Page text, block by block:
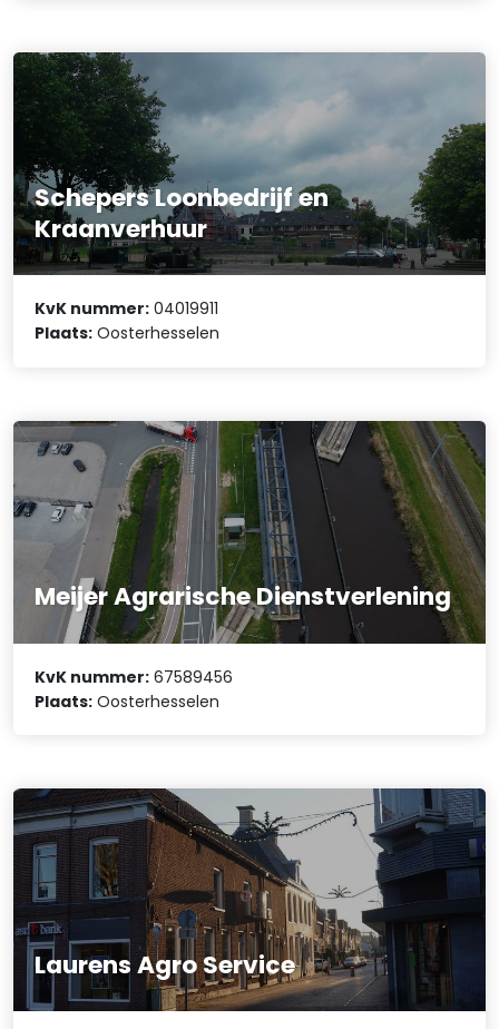
Schepers Loonbedrijf en
Kraanverhuur
KvK nummer: 04019911
Plaats: Oosterhesselen
Meijer Agrarische Dienstverlening
KvK nummer: 67589456
Plaats: Oosterhesselen
Laurens Agro Service